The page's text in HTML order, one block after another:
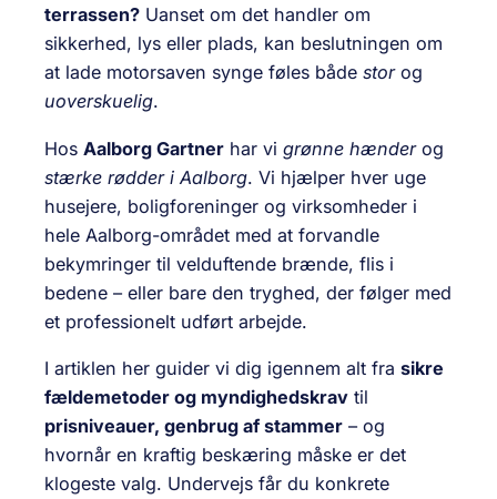
terrassen? Uanset om det handler om
sikkerhed, lys eller plads, kan beslutningen om
at lade motorsaven synge føles både storog
uoverskuelig.
Hos Aalborg Gartner har vi grønne hænderog
stærke rødder i Aalborg. Vi hjælper hver uge
husejere, boligforeninger og virksomheder i
hele Aalborg-området med at forvandle
bekymringer til velduftende brænde, flis i
bedene – eller bare den tryghed, der følger med
et professionelt udført arbejde.
I artiklen her guider vi dig igennem alt fra sikre
fældemetoder og myndighedskrav til
prisniveauer, genbrug af stammer – og
hvornår en kraftig beskæring måske er det
klogeste valg. Undervejs får du konkrete